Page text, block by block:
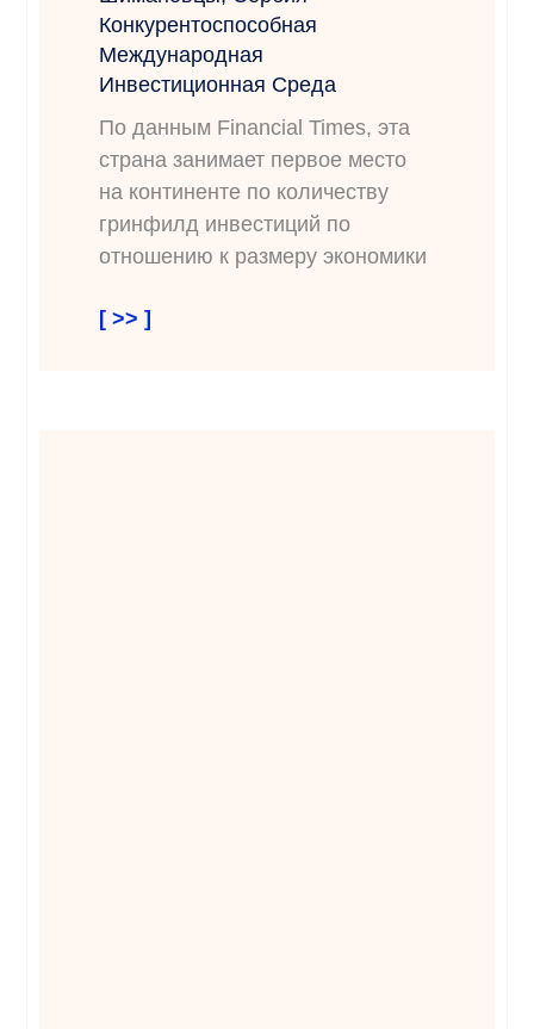
Конкурентоспособная
Международная
Инвестиционная Среда
По данным Financial Times, эта
страна занимает первое место
на континенте по количеству
гринфилд инвестиций по
отношению к размеру экономики
[ >> ]